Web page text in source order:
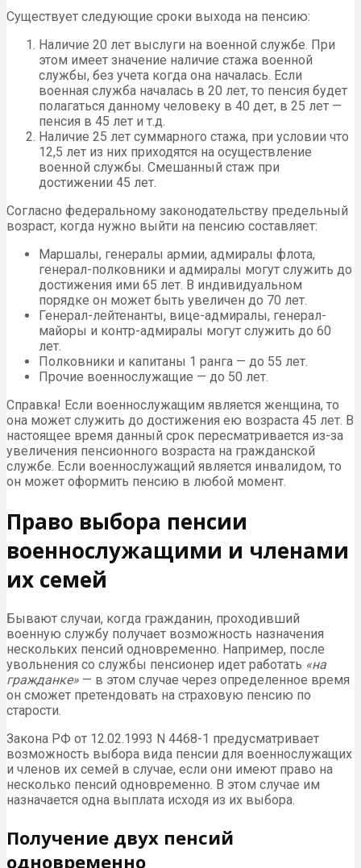
Существует следующие сроки выхода на пенсию:
Наличие 20 лет выслуги на военной службе. При
этом имеет значение наличие стажа военной
службы, без учета когда она началась. Если
военная служба началась в 20 лет, то пенсия будет
полагаться данному человеку в 40 дет, в 25 лет —
пенсия в 45 лет и т.д.
Наличие 25 лет суммарного стажа, при условии что
12,5 лет из них приходятся на осуществление
военной службы. Смешанный стаж при
достижении 45 лет.
Согласно федеральному законодательству предельный
возраст, когда нужно выйти на пенсию составляет:
Маршалы, генералы армии, адмиралы флота,
генерал-полковники и адмиралы могут служить до
достижения ими 65 лет. В индивидуальном
порядке он может быть увеличен до 70 лет.
Генерал-лейтенанты, вице-адмиралы, генерал-
майоры и контр-адмиралы могут служить до 60
лет.
Полковники и капитаны 1 ранга — до 55 лет.
Прочие военнослужащие — до 50 лет.
Cправка! Если военнослужащим является женщина, то
она может служить до достижения ею возраста 45 лет. В
настоящее время данный срок пересматривается из-за
увеличения пенсионного возраста на гражданской
службе. Если военнослужащий является инвалидом, то
он может оформить пенсию в любой момент.
Право выбора пенсии
военнослужащими и членами
их семей
Бывают случаи, когда гражданин, проходивший
военную службу получает возможность назначения
нескольких пенсий одновременно. Например, после
увольнения со службы пенсионер идет работать «на
гражданке» — в этом случае через определенное время
он сможет претендовать на страховую пенсию по
старости.
Закона РФ от 12.02.1993 N 4468-1 предусматривает
возможность выбора вида пенсии для военнослужащих
и членов их семей в случае, если они имеют право на
несколько пенсий одновременно. В этом случае им
назначается одна выплата исходя из их выбора.
Получение двух пенсий
одновременно